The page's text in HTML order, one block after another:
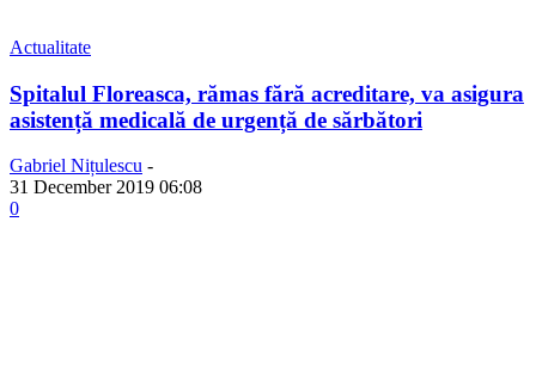
Actualitate
Spitalul Floreasca, rămas fără acreditare, va asigura
asistență medicală de urgență de sărbători
Gabriel Nițulescu -
31 December 2019 06:08
0